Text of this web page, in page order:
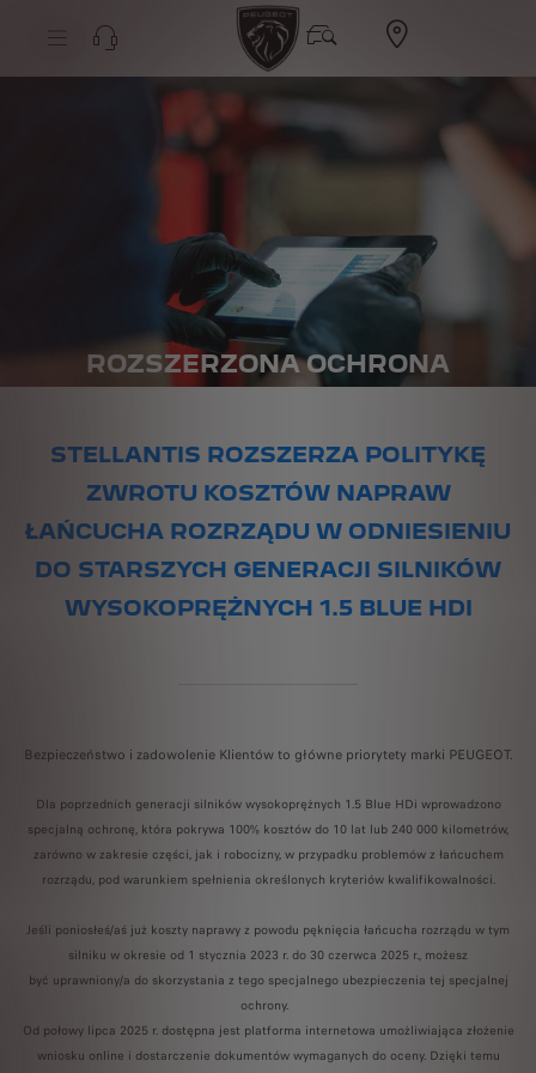
ROZSZERZONA OCHRONA
STELLANTIS ROZSZERZA POLITYKĘ
ZWROTU KOSZTÓW NAPRAW
ŁAŃCUCHA ROZRZĄDU W ODNIESIENIU
DO STARSZYCH GENERACJI SILNIKÓW
WYSOKOPRĘŻNYCH 1.5 BLUE HDI
Bezpieczeństwo i zadowolenie Klientów to główne priorytety marki PEUGEOT.
Dla poprzednich generacji silników wysokoprężnych 1.5 Blue HDi wprowadzono
specjalną ochronę, która pokrywa 100% kosztów do 10 lat lub 240 000 kilometrów,
zarówno w zakresie części, jak i robocizny, w przypadku problemów z łańcuchem
rozrządu, pod warunkiem spełnienia określonych kryteriów kwalifikowalności.
Jeśli poniosłeś/aś już koszty naprawy z powodu pęknięcia łańcucha rozrządu w tym
silniku w okresie od 1 stycznia 2023 r. do 30 czerwca 2025 r., możesz
być uprawniony/a do skorzystania z tego specjalnego ubezpieczenia tej specjalnej
ochrony.
Od połowy lipca 2025 r. dostępna jest platforma internetowa umożliwiająca złożenie
wniosku online i dostarczenie dokumentów wymaganych do oceny. Dzięki temu